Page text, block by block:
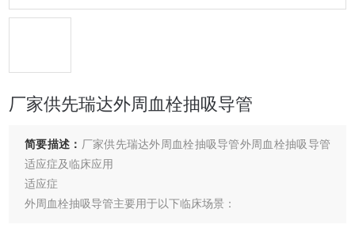
厂家供先瑞达外周血栓抽吸导管
简要描述： 厂家供先瑞达外周血栓抽吸导管外周血栓抽吸导管
适应症及临床应用
适应症
外周血栓抽吸导管主要用于以下临床场景：